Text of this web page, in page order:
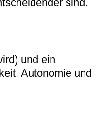
sind.
und ein
Autonomie und